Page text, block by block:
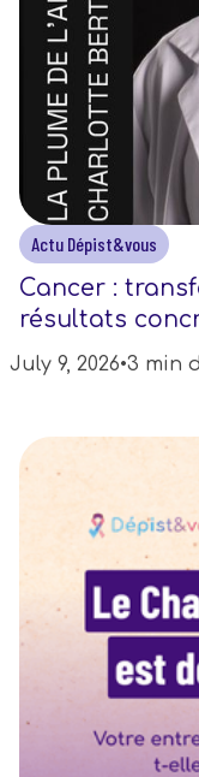
Actu Dépist&vous
Cancer :
résultats
July 9, 2026•3 min